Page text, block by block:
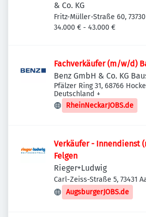
& Co. KG
Fritz-Müller-Straße 60,
Neckar-Oberesslingen,
34.000 € - 43.000 €
Fachverkäufer (m/w/d)
Benz GmbH & Co. KG
Pfälzer Ring 31, 68766
Deutschland +
RheinNeckarJOBS.de
Verkäufer - Innendienst
Felgen
Rieger+Ludwig
Carl-Zeiss-Straße 5, 73431
Deutschland
AugsburgerJOBS.de